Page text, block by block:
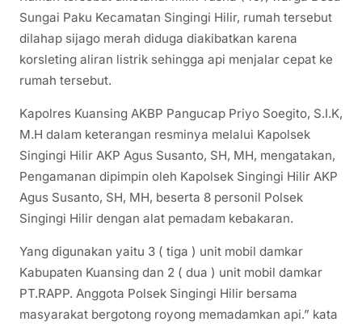
Sungai Paku Kecamatan Singingi Hilir, rumah tersebut
dilahap sijago merah diduga diakibatkan karena
korsleting aliran listrik sehingga api menjalar cepat ke
rumah tersebut.
Kapolres Kuansing AKBP Pangucap Priyo Soegito, S.I.K,
M.H dalam keterangan resminya melalui Kapolsek
Singingi Hilir AKP Agus Susanto, SH, MH, mengatakan,
Pengamanan dipimpin oleh Kapolsek Singingi Hilir AKP
Agus Susanto, SH, MH, beserta 8 personil Polsek
Singingi Hilir dengan alat pemadam kebakaran.
Yang digunakan yaitu 3 ( tiga ) unit mobil damkar
Kabupaten Kuansing dan 2 ( dua ) unit mobil damkar
PT.RAPP. Anggota Polsek Singingi Hilir bersama
masyarakat bergotong royong memadamkan api.” kata